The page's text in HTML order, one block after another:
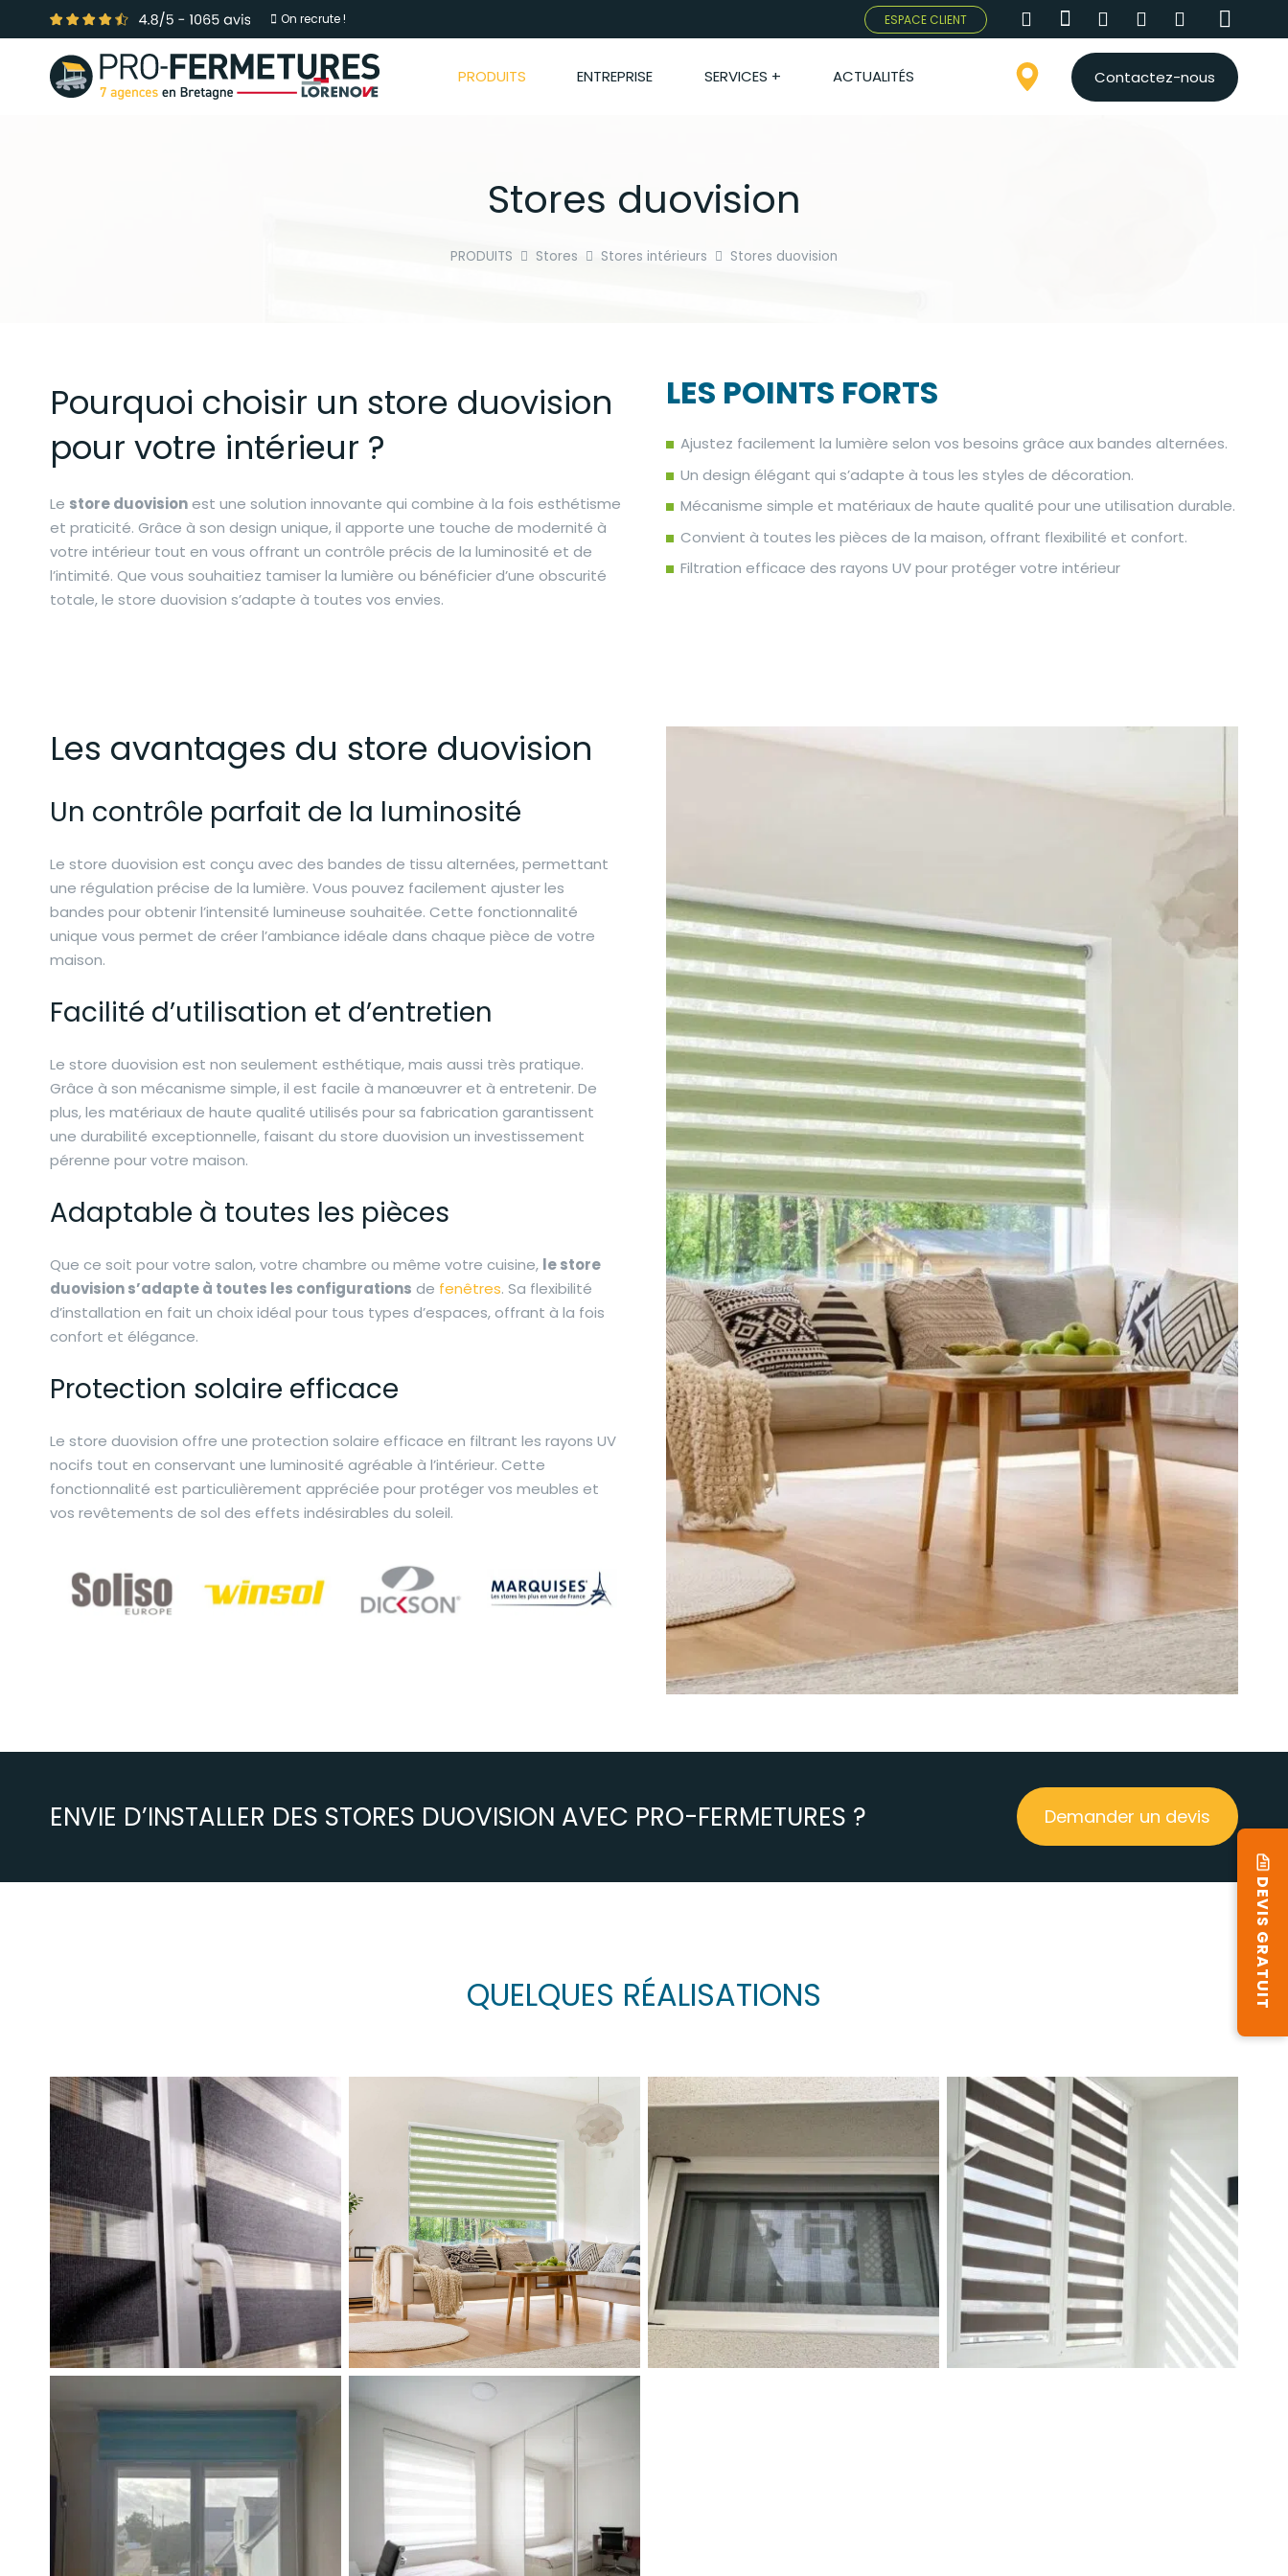
On recrute ! ESPACE CLIENT
PRODUITS ENTREPRISE SERVICES + ACTUALITÉS Contactez-nous
Stores duovision
PRODUITS Stores Stores intérieurs Stores duovision
Pourquoi choisir un store duovision
pour votre intérieur ?
Le store duovisionest une solution innovante qui combine à la fois esthétisme
et praticité. Grâce à son design unique, il apporte une touche de modernité à
votre intérieur tout en vous offrant un contrôle précis de la luminosité et de
l’intimité. Que vous souhaitiez tamiser la lumière ou bénéficier d’une obscurité
totale, le store duovision s’adapte à toutes vos envies.
LES POINTS FORTS
Ajustez facilement la lumière selon vos besoins grâce aux bandes alternées.
Un design élégant qui s’adapte à tous les styles de décoration.
Mécanisme simple et matériaux de haute qualité pour une utilisation durable.
Convient à toutes les pièces de la maison, offrant flexibilité et confort.
Filtration efficace des rayons UV pour protéger votre intérieur
Les avantages du store duovision
Un contrôle parfait de la luminosité
Le store duovision est conçu avec des bandes de tissu alternées, permettant
une régulation précise de la lumière. Vous pouvez facilement ajuster les
bandes pour obtenir l’intensité lumineuse souhaitée. Cette fonctionnalité
unique vous permet de créer l’ambiance idéale dans chaque pièce de votre
maison.
Facilité d’utilisation et d’entretien
Le store duovision est non seulement esthétique, mais aussi très pratique.
Grâce à son mécanisme simple, il est facile à manœuvrer et à entretenir. De
plus, les matériaux de haute qualité utilisés pour sa fabrication garantissent
une durabilité exceptionnelle, faisant du store duovision un investissement
pérenne pour votre maison.
Adaptable à toutes les pièces
Que ce soit pour votre salon, votre chambre ou même votre cuisine, le store
duovision s’adapte à toutes les configurations de fenêtres. Sa flexibilité
d’installation en fait un choix idéal pour tous types d’espaces, offrant à la fois
confort et élégance.
Protection solaire efficace
Le store duovision offre une protection solaire efficace en filtrant les rayons UV
nocifs tout en conservant une luminosité agréable à l’intérieur. Cette
fonctionnalité est particulièrement appréciée pour protéger vos meubles et
vos revêtements de sol des effets indésirables du soleil.
ENVIE D’INSTALLER DES STORES DUOVISION AVEC PRO-FERMETURES ? Demander un devis
QUELQUES RÉALISATIONS DEVIS GRATUIT